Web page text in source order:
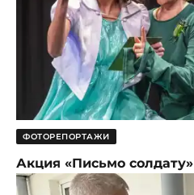
ФОТОРЕПОРТАЖИ
Акция «Письмо солдату»